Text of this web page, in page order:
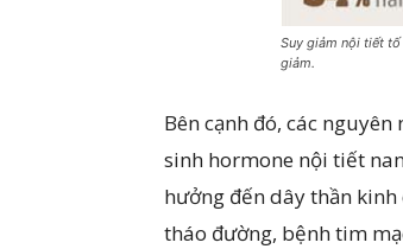
Suy giảm nội tiết tố
giảm.
Bên cạnh đó, các
sinh hormone nội tiết
hưởng đến dây thần
tháo đường, bệnh tim